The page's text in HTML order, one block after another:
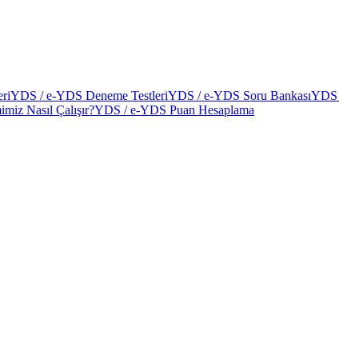
YDS / e-YDS Deneme TestleriYDS / e-YDS Soru BankasıYDS
Nasıl Çalışır?YDS / e-YDS Puan Hesaplama